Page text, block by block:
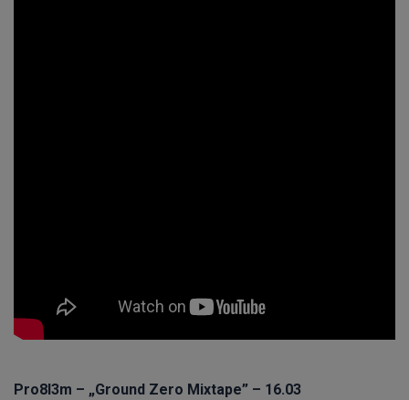
Pro8l3m – „Ground Zero Mixtape” – 16.03